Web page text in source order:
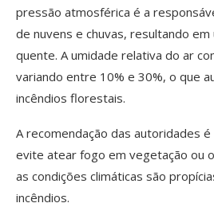
pressão atmosférica é a
de nuvens e chuvas, resultando
quente. A umidade relativa do ar
variando entre 10% e 30%, o que
incêndios florestais.
A recomendação das autoridades
evite atear fogo em vegetação ou
as condições climáticas são
incêndios.